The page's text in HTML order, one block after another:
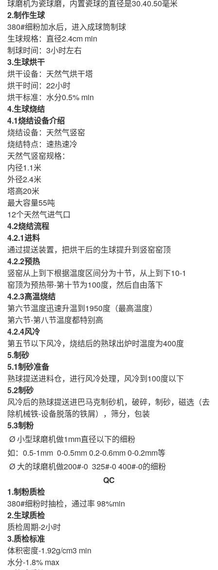
球磨机为瓷球磨，内置瓷球的直径是30.40.50毫米
2.制作生球
380#细粉加水后，进入成球筒制球
生球规格：直径2.4cm min
制球时间：3小时左右
3.生球烘干
烘干设备：天然气烘干塔
烘干时间：22小时
烘干标准：水分0.5% min
4.生球烧结
4.1烧结设备介绍
烧结设备：天然气竖窑
烧结特点：速热速冷
天然气竖窑规格：
内径1.1米
外径2.4米
塔高20米
最大容量55吨
12个天然气进气口
4.2烧结流程
4.2.1进料
通过提送装置，把烘干后的生球提升到竖窑窑顶
4.2.2预热
竖窑从上到下根据温度区间分为十节，从上到下10-1
窑顶为预热带-第十节为100度，然后自由落下
4.2.3高温烧结
第六节温度迅速升温到1950度（最高温度）
第六节-第八节温度都特别高
4.2.4风冷
第五节以下风冷，烧结后的熟球出炉时温度为400度
5.制砂
5.1制砂准备
熟球提送进料仓，进行风冷处理，风冷到100度以下
5.2制砂
风冷后的熟球提送进巴马克制砂机，破碎，制砂，磁选（去
除机械铁-设备脱落的铁屑），筛分，包装
5.3制粉
Ø 小型球磨机做1mm直径以下的细粉
如：0.5-1mm 0-0.5mm 0.2-0.6mm 0-0.2mm等
Ø 大的球磨机做200#-0 325#-0 400#-0的细粉
QC
1.制粉质检
380#细粉时抽检，通过率 98%min
2.生球质检
质检周期-2小时
3.质检标准
体积密度-1.92g/cm3 min
水分-1.8% max